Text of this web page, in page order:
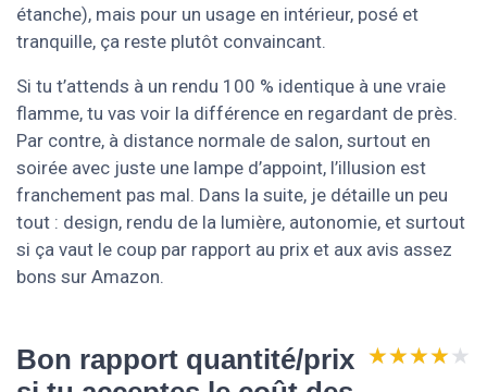
étanche), mais pour un usage en intérieur, posé et
tranquille, ça reste plutôt convaincant.
Si tu t’attends à un rendu 100 % identique à une vraie
flamme, tu vas voir la différence en regardant de près.
Par contre, à distance normale de salon, surtout en
soirée avec juste une lampe d’appoint, l’illusion est
franchement pas mal. Dans la suite, je détaille un peu
tout : design, rendu de la lumière, autonomie, et surtout
si ça vaut le coup par rapport au prix et aux avis assez
bons sur Amazon.
Bon rapport quantité/prix ★★★★★
★★★★★